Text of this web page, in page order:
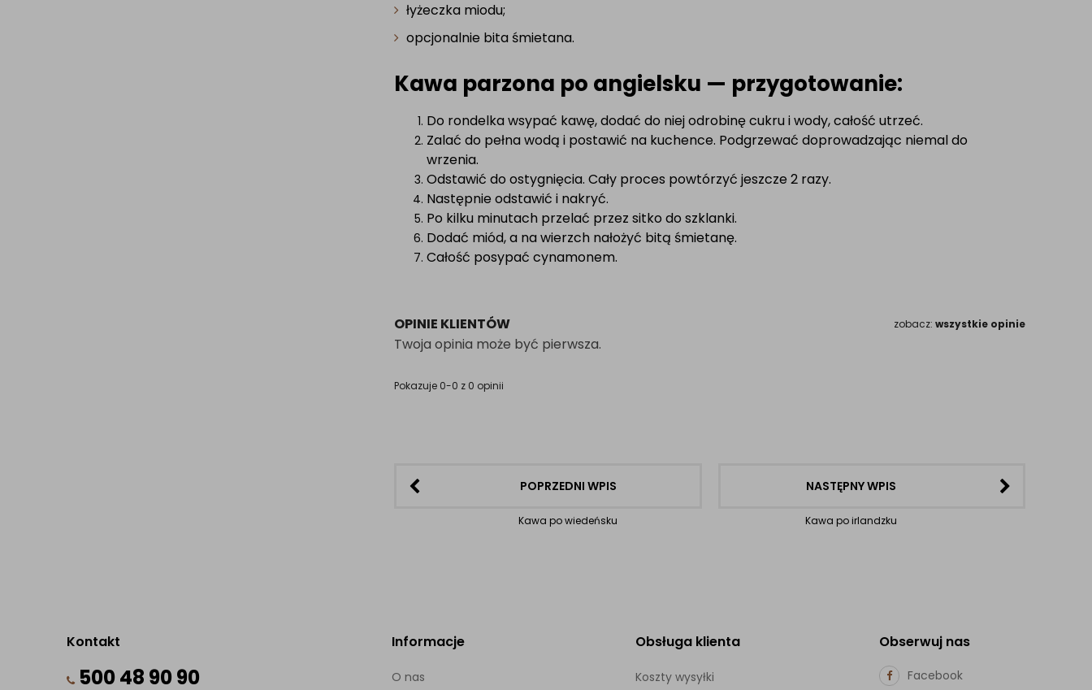
łyżeczka miodu;
opcjonalnie bita śmietana.
Kawa parzona po angielsku — przygotowanie:
Do rondelka wsypać kawę, dodać do niej odrobinę cukru i wody, całość utrzeć.
Zalać do pełna wodą i postawić na kuchence. Podgrzewać doprowadzając niemal do
wrzenia.
Odstawić do ostygnięcia. Cały proces powtórzyć jeszcze 2 razy.
Następnie odstawić i nakryć.
Po kilku minutach przelać przez sitko do szklanki.
Dodać miód,a na wierzch nałożyć bitą śmietanę.
Całość posypać cynamonem.
OPINIE KLIENTÓW zobacz: wszystkie opinie
Twoja opinia może być pierwsza.
Pokazuje 0-0 z 0 opinii
POPRZEDNI WPIS
Kawa po wiedeńsku
NASTĘPNY WPIS
Kawa po irlandzku
Kontakt
500 48 90 90
Obserwuj nas
Facebook
Informacje
O nas
Obsługa klienta
Koszty wysyłki